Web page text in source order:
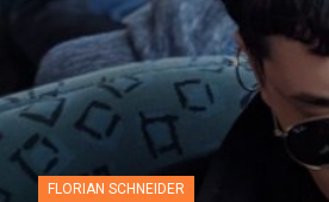
FLORIAN SCHNEIDER